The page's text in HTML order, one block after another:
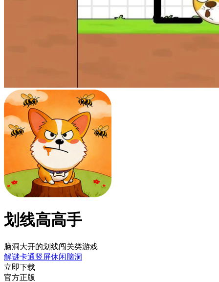
划线高高手
脑洞大开的划线闯关类游戏
解谜卡通竖屏休闲脑洞
立即下载
官方正版